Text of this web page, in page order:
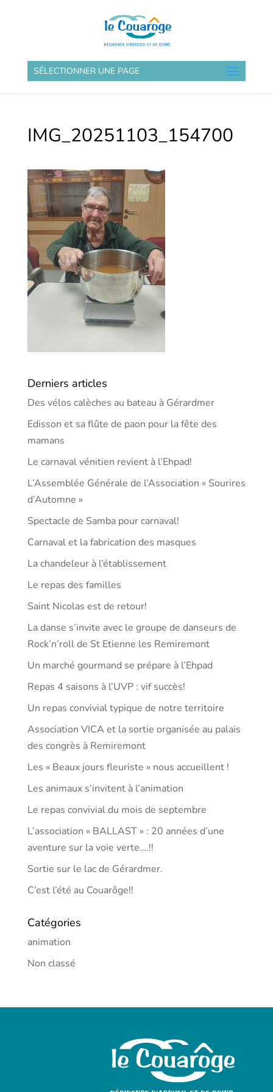
SÉLECTIONNER UNE PAGE
IMG_20251103_154700
Derniers articles
Des vélos calèches au bateau à Gérardmer
Edisson et sa flûte de paon pour la fête des
mamans
Le carnaval vénitien revient à l’Ehpad!
L’Assemblée Générale de l’Association « Sourires
d’Automne »
Spectacle de Samba pour carnaval!
Carnaval et la fabrication des masques
La chandeleur à l’établissement
Le repas des familles
Saint Nicolas est de retour!
La danse s’invite avec le groupe de danseurs de
Rock’n’roll de St Etienne les Remiremont
Un marché gourmand se prépare à l’Ehpad
Repas 4 saisons à l’UVP : vif succès!
Un repas convivial typique de notre territoire
Association VICA et la sortie organisée au palais
des congrès à Remiremont
Les « Beaux jours fleuriste » nous accueillent !
Les animaux s’invitent à l’animation
Le repas convivial du mois de septembre
L’association « BALLAST » : 20 années d’une
aventure sur la voie verte….!!
Sortie sur le lac de Gérardmer.
C’est l’été au Couarôge!!
Catégories
animation
Non classé